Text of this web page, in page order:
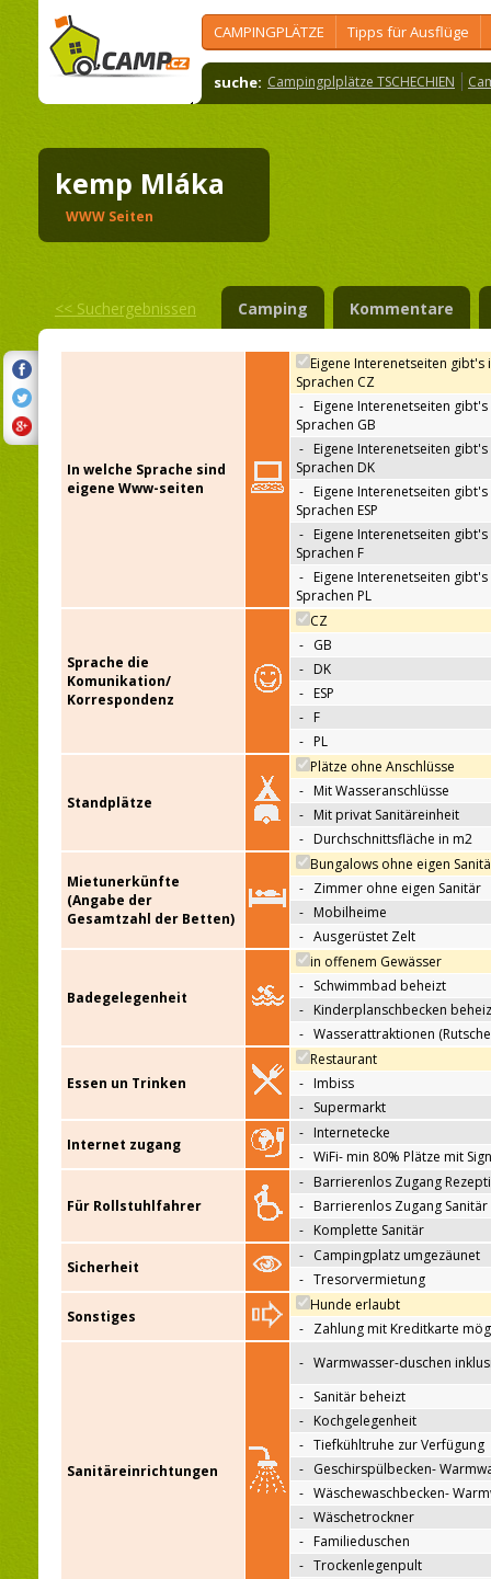
CAMPINGPLÄTZE Tipps für Ausflüge
suche: Campingplplätze TSCHECHIEN
kemp Mláka
WWW Seiten
<< Suchergebnissen Camping Kommentare
In welche Sprache sind
eigene Www-seiten
Eigene Interenetseiten gibt's
Sprachen CZ
- Eigene Interenetseiten gibt's
Sprachen GB
- Eigene Interenetseiten gibt's
Sprachen DK
- Eigene Interenetseiten gibt's
Sprachen ESP
- Eigene Interenetseiten gibt's
Sprachen F
- Eigene Interenetseiten gibt's
Sprachen PL
Sprache die
Komunikation/
Korrespondenz
CZ
- GB
- DK
- ESP
- F
- PL
Standplätze
Plätze ohne Anschlüsse
- Mit Wasseranschlüsse
- Mit privat Sanitäreinheit
- Durchschnittsfläche in m2
Mietunerkünfte
(Angabe der
Gesamtzahl der Betten)
Bungalows ohne eigen
- Zimmer ohne eigen Sanitär
- Mobilheime
- Ausgerüstet Zelt
Badegelegenheit
in offenem Gewässer
- Schwimmbad beheizt
- Kinderplanschbecken
- Wasserattraktionen
Essen un Trinken
Restaurant
- Imbiss
- Supermarkt
Internet zugang
- Internetecke
- WiFi- min 80% Plätze mit
Für Rollstuhlfahrer
- Barrierenlos Zugang
- Barrierenlos Zugang Sanitär
- Komplette Sanitär
Sicherheit
- Campingplatz umgezäunet
- Tresorvermietung
Sonstiges
Hunde erlaubt
- Zahlung mit Kreditkarte
Sanitäreinrichtungen
- Warmwasser-duschen
- Sanitär beheizt
- Kochgelegenheit
- Tiefkühltruhe zur Verfügung
- Geschirspülbecken-
- Wäschewaschbecken-
- Wäschetrockner
- Familieduschen
- Trockenlegenpult